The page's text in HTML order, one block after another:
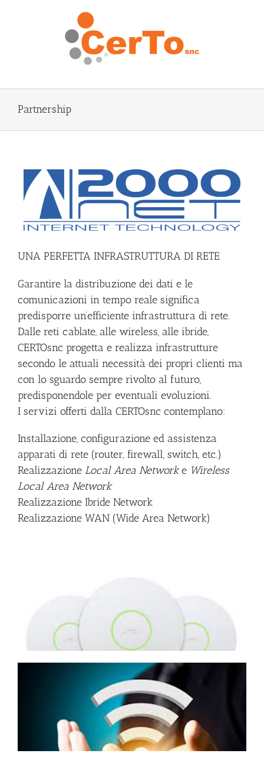
Partnership
UNA PERFETTA INFRASTRUTTURA DI RETE
Garantire la distribuzione dei dati e le
comunicazioni in tempo reale significa
predisporre un’efficiente infrastruttura di rete.
Dalle reti cablate, alle wireless, alle ibride,
CERTOsnc progetta e realizza infrastrutture
secondo le attuali necessità dei propri clienti ma
con lo sguardo sempre rivolto al futuro,
predisponendole per eventuali evoluzioni.
I servizi offerti dalla CERTOsnc contemplano:
Installazione, configurazione ed assistenza
apparati di rete (router, firewall, switch, etc.)
Realizzazione Local Area Networke Wireless
Local Area Network
Realizzazione Ibride Network
Realizzazione WAN (Wide Area Network)